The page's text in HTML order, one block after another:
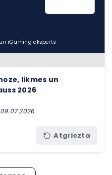
iGaming eksperts
likmes un
2026
Atgriezta